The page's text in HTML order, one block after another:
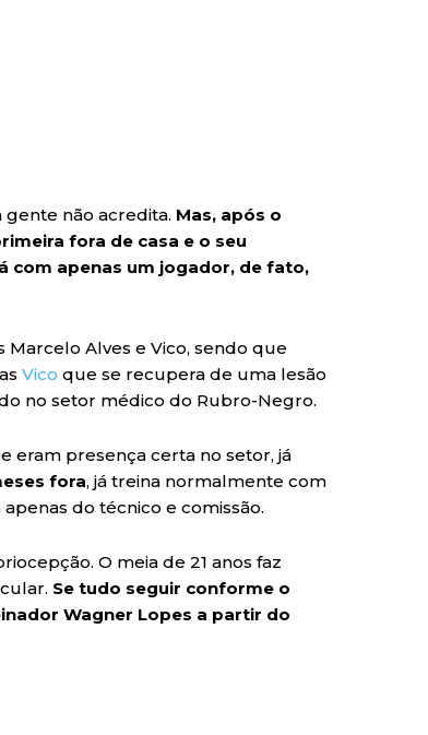
não acredita. Mas, após o
fora de casa e o seu
com apenas um jogador, de fato,
Alves e Vico, sendo que
Vico que se recupera de uma lesão
no setor médico do Rubro-Negro.
eram presença certa no setor, já
fora, já treina normalmente com
do técnico e comissão.
O meia de 21 anos faz
Se tudo seguir conforme o
Wagner Lopes a partir do